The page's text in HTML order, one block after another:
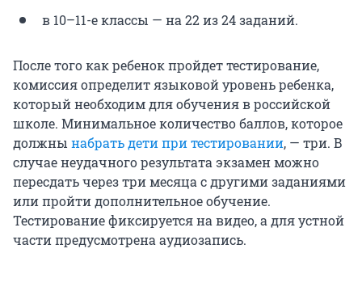
в 10–11-е классы — на 22 из 24 заданий.
После того как ребенок пройдет тестирование,
комиссия определит языковой уровень ребенка,
который необходим для обучения в российской
школе. Минимальное количество баллов, которое
должны набрать дети при тестировании, — три. В
случае неудачного результата экзамен можно
пересдать через три месяца с другими заданиями
или пройти дополнительное обучение.
Тестирование фиксируется на видео, а для устной
части предусмотрена аудиозапись.